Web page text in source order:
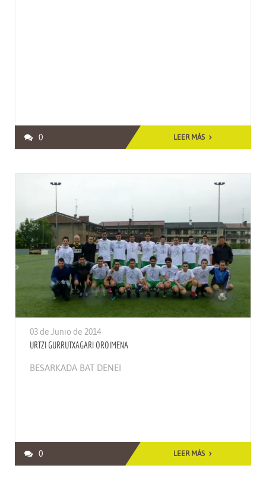
0 LEER MÁS
03 de Junio de 2014
URTZI GURRUTXAGARI OROIMENA
BESARKADA BAT DENEI
0 LEER MÁS